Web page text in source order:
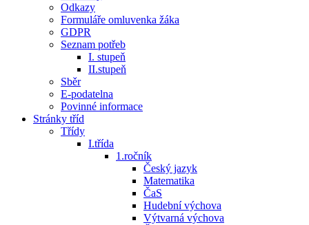
Odkazy
Formuláře omluvenka žáka
GDPR
Seznam potřeb
I. stupeň
II.stupeň
Sběr
E-podatelna
Povinné informace
Stránky tříd
Třídy
I.třída
1.ročník
Český jazyk
Matematika
ČaS
Hudební výchova
Výtvarná výchova